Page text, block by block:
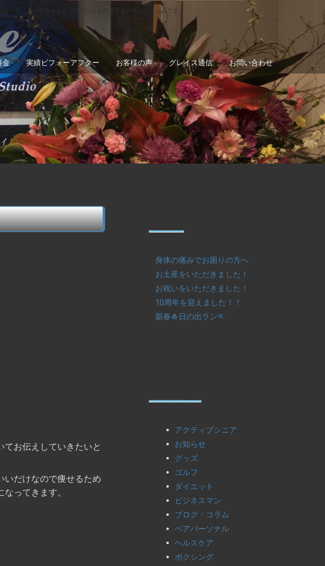
一人にオーダーメイドプログラムを提供するパーソナルジムです。
金 実績ビフォーアフター お客様の声 グレイス通信 お問い合わせ
お伝えしていきたいと
いだけなので痩せるため
ってきます。
身体の痛みでお困りの方へ
お土産をいただきました！
お祝いをいただきました！
10周年を迎えました！！
新春🎍日の出ラン🏃
アクティブシニア
お知らせ
グッズ
ゴルフ
ダイエット
ビジネスマン
ブログ・コラム
ペアパーソナル
ヘルスケア
ボクシング